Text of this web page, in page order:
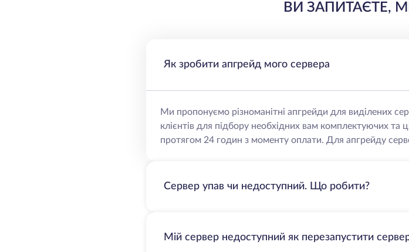
ВИ ЗАПИТАЄТЕ,
Як зробити апгрейд мого сервера
Ми пропонуємо різноманітні апгрейди для виділених
клієнтів для підбору необхідних вам комплектуючих та
протягом 24 годин з моменту оплати. Для апгрейду
Сервер упав чи недоступний. Що робити?
Мій сервер недоступний як перезапустити